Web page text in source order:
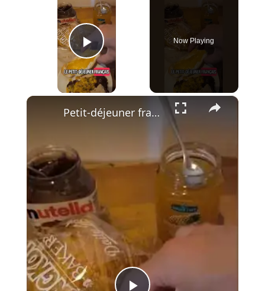
Play Video
Now Playing
×
Petit-déjeuner français revisité au Vietnam : mes notes et la surprise DIVINE ! 🥖🍍✨